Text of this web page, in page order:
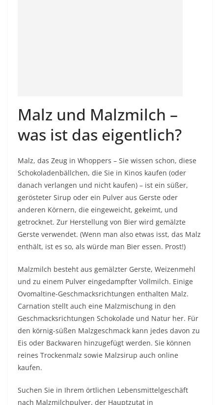
Malz und Malzmilch –
was ist das eigentlich?
Malz, das Zeug in Whoppers – Sie wissen schon, diese
Schokoladenbällchen, die Sie in Kinos kaufen (oder
danach verlangen und nicht kaufen) – ist ein süßer,
gerösteter Sirup oder ein Pulver aus Gerste oder
anderen Körnern, die eingeweicht, gekeimt, und
getrocknet. Zur Herstellung von Bier wird gemälzte
Gerste verwendet. (Wenn man also etwas isst, das Malz
enthält, ist es so, als würde man Bier essen. Prost!)
Malzmilch besteht aus gemälzter Gerste, Weizenmehl
und zu einem Pulver eingedampfter Vollmilch. Einige
Ovomaltine-Geschmacksrichtungen enthalten Malz.
Carnation stellt auch eine Malzmischung in den
Geschmacksrichtungen Schokolade und Natur her. Für
den körnig-süßen Malzgeschmack kann jedes davon zu
Eis oder Backwaren hinzugefügt werden. Sie können
reines Trockenmalz sowie Malzsirup auch online
kaufen.
Suchen Sie in Ihrem örtlichen Lebensmittelgeschäft
nach Malzmilchpulver, der Hauptzutat in